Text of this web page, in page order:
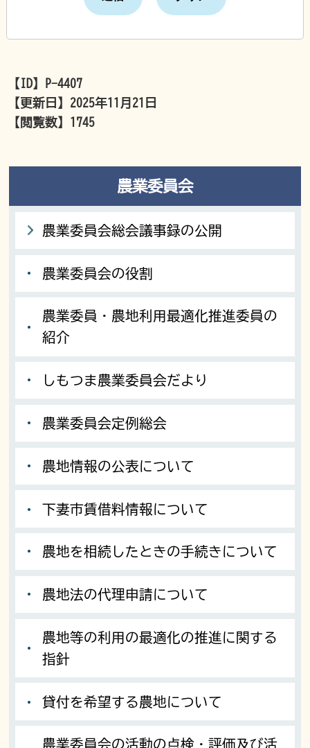
【ID】
P-4407
【更新日】 2025年11月21日
【閲覧数】 1745
農業委員会
農業委員会総会議事録の公開
農業委員会の役割
農業委員・農地利用最適化推進委員の
紹介
しもつま農業委員会だより
農業委員会定例総会
農地情報の公表について
下妻市賃借料情報について
農地を相続したときの手続きについて
農地法の代理申請について
農地等の利用の最適化の推進に関する
指針
貸付を希望する農地について
農業委員会の活動の点検・評価及び活